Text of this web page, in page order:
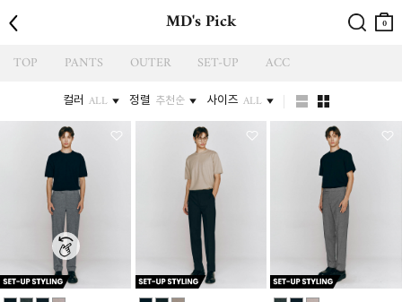
MD's Pick 구니
0
TOP PANTS OUTER SET-UP ACC
컬러 ALL 정렬 추천순 사이즈 ALL